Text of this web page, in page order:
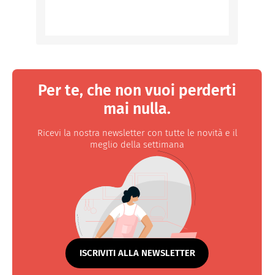
Per te, che non vuoi perderti
mai nulla.
Ricevi la nostra newsletter con tutte le novità e il
meglio della settimana
ISCRIVITI ALLA NEWSLETTER